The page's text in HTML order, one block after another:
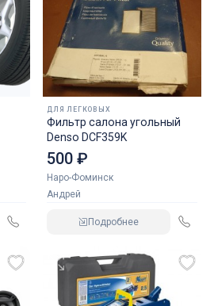
ДЛЯ ЛЕГКОВЫХ
Фильтр салона угольный
Denso DCF359K
500 ₽
Наро-Фоминск
Андрей
Подробнее